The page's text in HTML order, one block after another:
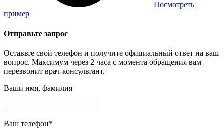
Посмотреть
пример
Отправьте запрос
Оставьте свой телефон и получите официальный ответ на ваш
вопрос. Максимум через 2 часа с момента обращения вам
перезвонит врач-консультант.
Ваши имя, фамилия
Ваш телефон*